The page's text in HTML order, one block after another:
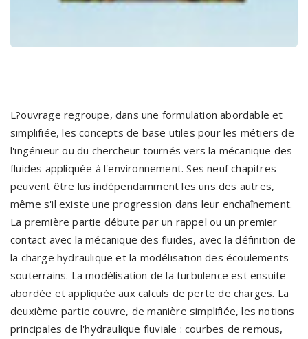
L?ouvrage regroupe, dans une formulation abordable et
simplifiée, les concepts de base utiles pour les métiers de
l'ingénieur ou du chercheur tournés vers la mécanique des
fluides appliquée à l'environnement. Ses neuf chapitres
peuvent être lus indépendamment les uns des autres,
même s'il existe une progression dans leur enchaînement.
La première partie débute par un rappel ou un premier
contact avec la mécanique des fluides, avec la définition de
la charge hydraulique et la modélisation des écoulements
souterrains. La modélisation de la turbulence est ensuite
abordée et appliquée aux calculs de perte de charges. La
deuxième partie couvre, de manière simplifiée, les notions
principales de l'hydraulique fluviale : courbes de remous,